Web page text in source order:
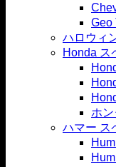
Geo
ハロウィ
Honda ス
ホ
ハマー ス